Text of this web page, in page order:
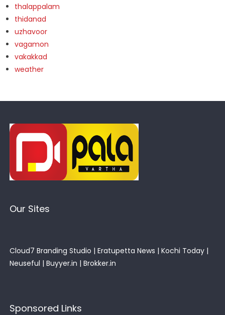
thalappalam
thidanad
uzhavoor
vagamon
vakakkad
weather
Our Sites
Cloud7 Branding Studio | Eratupetta News | Kochi Today |
Neuseful | Buyyer.in | Brokker.in
Sponsored Links